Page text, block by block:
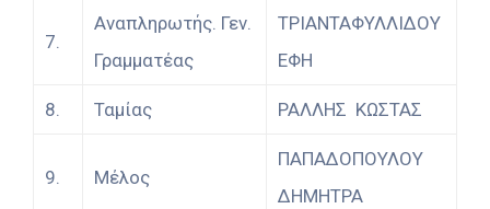
7.
Αναπληρωτής. Γεν.
Γραμματέας
ΤΡΙΑΝΤΑΦΥΛΛΙΔΟΥ
ΕΦΗ
8. Ταμίας ΡΑΛΛΗΣ ΚΩΣΤΑΣ
9. Μέλος
ΠΑΠΑΔΟΠΟΥΛΟΥ
ΔΗΜΗΤΡΑ